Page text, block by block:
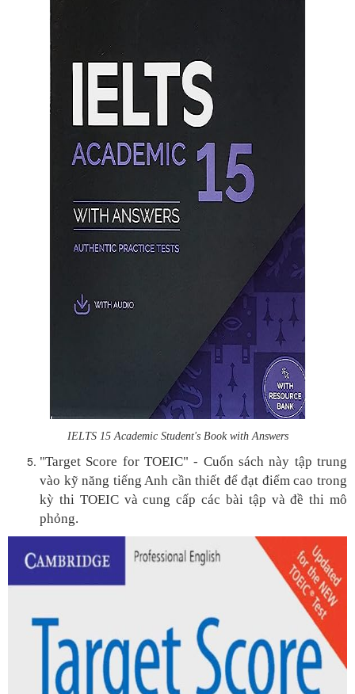
IELTS 15 Academic Student's Book with Answers
"Target Score for TOEIC" - Cuốn sách này tập trung
vào kỹ năng tiếng Anh cần thiết để đạt điểm cao trong
kỳ thi TOEIC và cung cấp các bài tập và đề thi mô
phỏng.